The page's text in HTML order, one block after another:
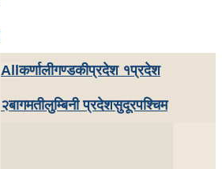
Allकर्णालीगण्डकीप्रदेश १प्रदेश
२बागमतीलुम्बिनी प्रदेशसुदूरपश्चिम